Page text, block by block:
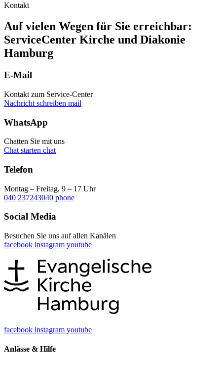
Kontakt
Auf vielen Wegen für Sie erreichbar:
ServiceCenter Kirche und Diakonie
Hamburg
E-Mail
Kontakt zum Service-Center
Nachricht schreiben mail
WhatsApp
Chatten Sie mit uns
Chat starten chat
Telefon
Montag – Freitag, 9 – 17 Uhr
040 237243040 phone
Social Media
Besuchen Sie uns auf allen Kanälen
facebook instagram youtube
facebook instagram youtube
Anlässe & Hilfe